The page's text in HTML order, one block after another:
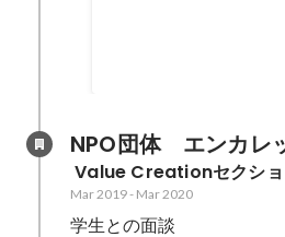
社デルフィスの企画責任
活動し、制作進行管理、
レゼンテーターを担当。
前で25分間人事とトーク
NPO団体　エンカレ
Value Creationセクシ
Mar 2019- Mar 2020
学生との面談